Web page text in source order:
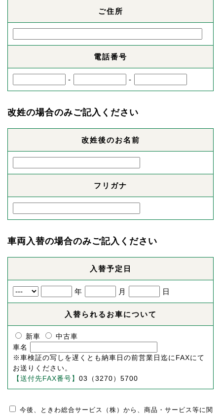
ご住所
電話番号
- -
改姓の場合のみご記入ください
改姓後のお名前
フリガナ
車両入替の場合のみご記入ください
入替予定日
年 月 日
入替られるお車について
新車
中古車
車名
※車検証の写しを遅くとも納車日の前営業日迄にFAXにて
お送りください。
【送付先FAX番号】 03（3270）5700
今後、ときわ総合サービス（株）から、商品・サービス等に関